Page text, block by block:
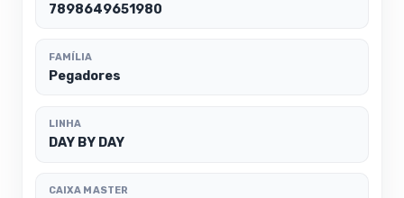
7898649651980
FAMÍLIA
Pegadores
LINHA
DAY BY DAY
CAIXA MASTER